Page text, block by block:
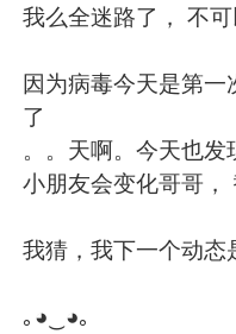
我么全迷路了， 不可
因为病毒今天是第一
了
。。天啊。今天也发
小朋友会变化哥哥，
我猜，我下一个动态
｡◕‿◕｡